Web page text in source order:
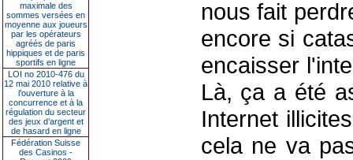
maximale des
sommes versées en
moyenne aux joueurs
par les opérateurs
agréés de paris
hippiques et de paris
sportifs en ligne
LOI no 2010-476 du
12 mai 2010 relative à
l’ouverture à la
concurrence et à la
régulation du secteur
des jeux d’argent et
de hasard en ligne
Fédération Suisse
des Casinos -
nous fait
encore si
encaisser
Là, ça a été
Internet
cela ne va